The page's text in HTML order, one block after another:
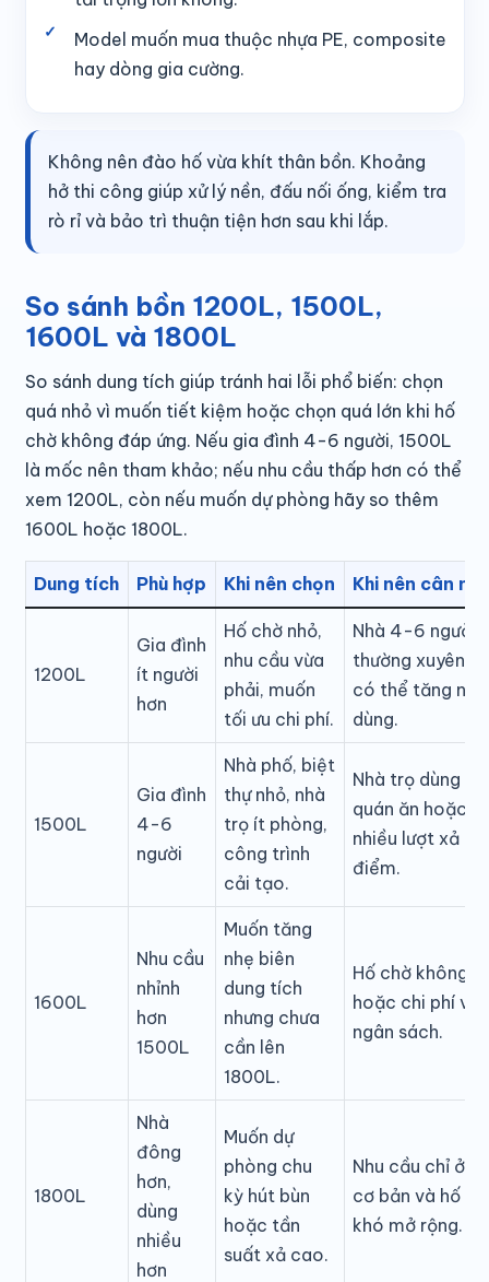
Model muốn mua thuộc nhựa PE, composite
hay dòng gia cường.
Không nên đào hố vừa khít thân bồn. Khoảng
hở thi công giúp xử lý nền, đấu nối ống, kiểm tra
rò rỉ và bảo trì thuận tiện hơn sau khi lắp.
So sánh bồn 1200L, 1500L,
1600L và 1800L
So sánh dung tích giúp tránh hai lỗi phổ biến: chọn
quá nhỏ vì muốn tiết kiệm hoặc chọn quá lớn khi hố
chờ không đáp ứng. Nếu gia đình 4-6 người, 1500L
là mốc nên tham khảo; nếu nhu cầu thấp hơn có thể
xem 1200L, còn nếu muốn dự phòng hãy so thêm
1600L hoặc 1800L.
Dung tích Phù hợp Khi nên chọn Khi nên cân
1200L
Gia đình
ít người
hơn
Hố chờ nhỏ,
nhu cầu vừa
phải, muốn
tối ưu chi phí.
Nhà 4-6 người
thường xuyên
có thể tăng
dùng.
1500L
Gia đình
4-6
người
Nhà phố, biệt
thự nhỏ, nhà
trọ ít phòng,
công trình
cải tạo.
Nhà trọ dùng
quán ăn hoặc
nhiều lượt xả
điểm.
1600L
Nhu cầu
nhỉnh
hơn
1500L
Muốn tăng
nhẹ biên
dung tích
nhưng chưa
cần lên
1800L.
Hố chờ không
hoặc chi phí
ngân sách.
1800L
Nhà
đông
hơn,
dùng
nhiều
hơn
Muốn dự
phòng chu
kỳ hút bùn
hoặc tần
suất xả cao.
Nhu cầu chỉ ở
cơ bản và hố
khó mở rộng.